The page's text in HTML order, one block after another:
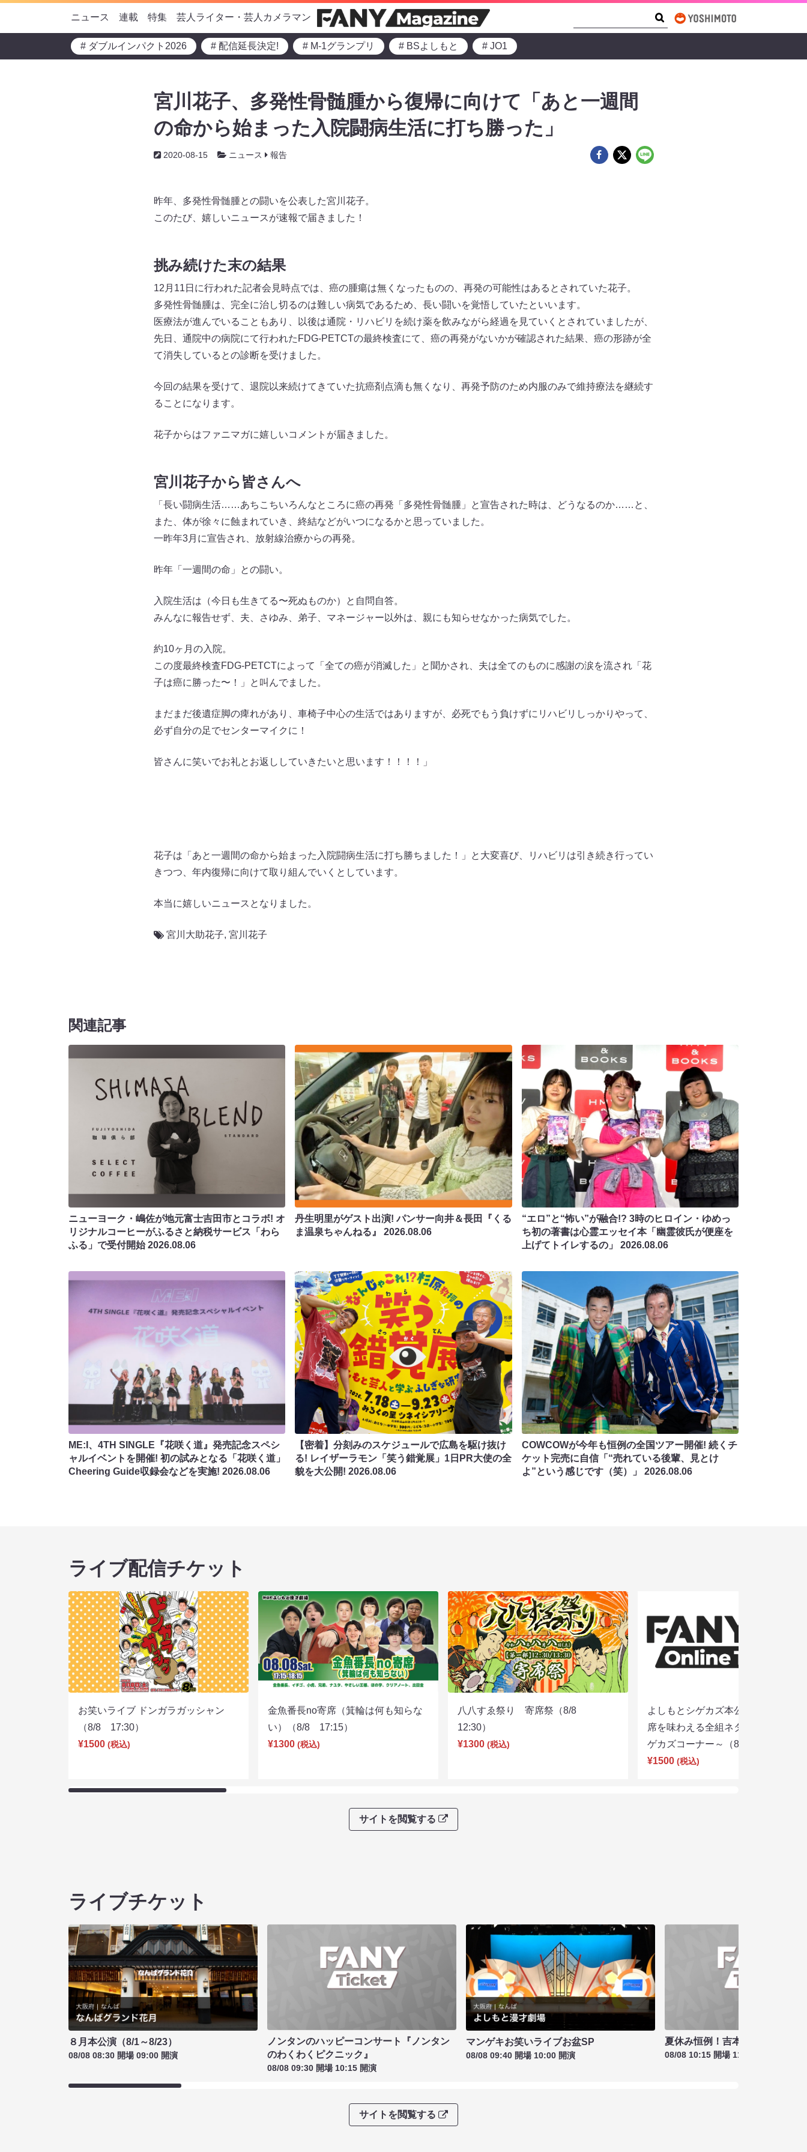
ニュース 連載 特集 芸人ライター・芸人カメラマン
# ダブルインパクト2026 # 配信延長決定! # M-1グランプリ # BSよしもと # JO1
宮川花子、多発性骨髄腫から復帰に向けて「あと一週間
の命から始まった入院闘病生活に打ち勝った」
2020-08-15 ニュース 報告
昨年、多発性骨髄腫との闘いを公表した宮川花子。
このたび、嬉しいニュースが速報で届きました！
挑み続けた末の結果
12月11日に行われた記者会見時点では、癌の腫瘍は無くなったものの、再発の可能性はあるとされていた花子。
多発性骨髄腫は、完全に治し切るのは難しい病気であるため、長い闘いを覚悟していたといいます。
医療法が進んでいることもあり、以後は通院・リハビリを続け薬を飲みながら経過を見ていくとされていましたが、
先日、通院中の病院にて行われたFDG-PETCTの最終検査にて、癌の再発がないかが確認された結果、癌の形跡が全
て消失しているとの診断を受けました。
今回の結果を受けて、退院以来続けてきていた抗癌剤点滴も無くなり、再発予防のため内服のみで維持療法を継続す
ることになります。
花子からはファニマガに嬉しいコメントが届きました。
宮川花子から皆さんへ
「長い闘病生活……あちこちいろんなところに癌の再発「多発性骨髄腫」と宣告された時は、どうなるのか……と、
また、体が徐々に蝕まれていき、終結などがいつになるかと思っていました。
一昨年3月に宣告され、放射線治療からの再発。
昨年「一週間の命」との闘い。
入院生活は（今日も生きてる〜死ぬものか）と自問自答。
みんなに報告せず、夫、さゆみ、弟子、マネージャー以外は、親にも知らせなかった病気でした。
約10ヶ月の入院。
この度最終検査FDG-PETCTによって「全ての癌が消滅した」と聞かされ、夫は全てのものに感謝の涙を流され「花
子は癌に勝った〜！」と叫んでました。
まだまだ後遺症脚の痺れがあり、車椅子中心の生活ではありますが、必死でもう負けずにリハビリしっかりやって、
必ず自分の足でセンターマイクに！
皆さんに笑いでお礼とお返ししていきたいと思います！！！！」
花子は「あと一週間の命から始まった入院闘病生活に打ち勝ちました！」と大変喜び、リハビリは引き続き行ってい
きつつ、年内復帰に向けて取り組んでいくとしています。
本当に嬉しいニュースとなりました。
宮川⼤助花⼦, 宮川花子
関連記事
ニューヨーク・嶋佐が地元富士吉田市とコラボ! オ
リジナルコーヒーがふるさと納税サービス「わら
ふる」で受付開始2026.08.06
丹生明里がゲスト出演! パンサー向井＆長田『くる
ま温泉ちゃんねる』2026.08.06
“エロ”と“怖い”が融合!? 3時のヒロイン・ゆめっ
ち初の著書は心霊エッセイ本「幽霊彼氏が便座を
上げてトイレするの」 2026.08.06
ME:I、4TH SINGLE『花咲く道』発売記念スペシ
ャルイベントを開催! 初の試みとなる「花咲く道」
Cheering Guide収録会などを実施! 2026.08.06
【密着】分刻みのスケジュールで広島を駆け抜け
る! レイザーラモン「笑う錯覚展」1日PR大使の全
貌を大公開!2026.08.06
COWCOWが今年も恒例の全国ツアー開催! 続くチ
ケット完売に自信「“売れている後輩、見とけ
よ”という感じです（笑）」 2026.08.06
ライブ配信チケット
お笑いライブ ドンガラガッシャン
（8/8 17:30）
¥1500 (税込)
金魚番長no寄席（箕輪は何も知らな
い）（8/8 17:15）
¥1300 (税込)
八八すゑ祭り 寄席祭（8/8
12:30）
¥1300 (税込)
よしもとシゲカズ本公演～本気の寄
席を味わえる全組ネタと大阪名物シ
ゲカズコーナー～（8/8 13:30）
¥1500 (税込)
サイトを閲覧する
ライブチケット
８月本公演（8/1～8/23）
08/08 08:30 開場 09:00 開演
ノンタンのハッピーコンサート『ノンタン
のわくわくピクニック』
08/08 09:30 開場 10:15 開演
マンゲキお笑いライブお盆SP
08/08 09:40 開場 10:00 開演
夏休み恒例！吉本新喜劇＆バラ
08/08 10:15 開場 11:00 開演
サイトを閲覧する